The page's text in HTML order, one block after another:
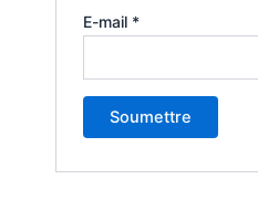
E-mail *